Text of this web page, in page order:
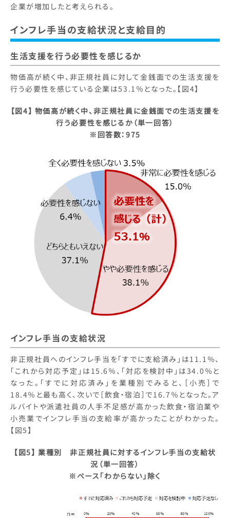
企業が増加したと考えられる。
インフレ手当の支給状況と支給目的
生活支援を行う必要性を感じるか
物価高が続く中、非正規社員に対して金銭面での生活支援を
行う必要性を感じている企業は53.1％となった。【図4】
【図4】 物価高が続く中、非正規社員に金銭面での生活支援を
行う必要性を感じるか（単一回答）
※回答数：975
インフレ手当の支給状況
非正規社員へのインフレ手当を「すでに支給済み」は11.1％、
「これから対応予定」は15.6％、「対応を検討中」は34.0％と
なった。「すでに対応済み」を業種別でみると、［小売］で
18.4％と最も高く、次いで［飲食・宿泊］で16.7％となった。ア
ルバイトや派遣社員の人手不足感が高かった飲食・宿泊業や
小売業でインフレ手当の支給率が高かったことがわかった。
【図5】
【図5】 業種別 非正規社員に対するインフレ手当の支給状
況（単一回答）
※ベース「わからない」除く